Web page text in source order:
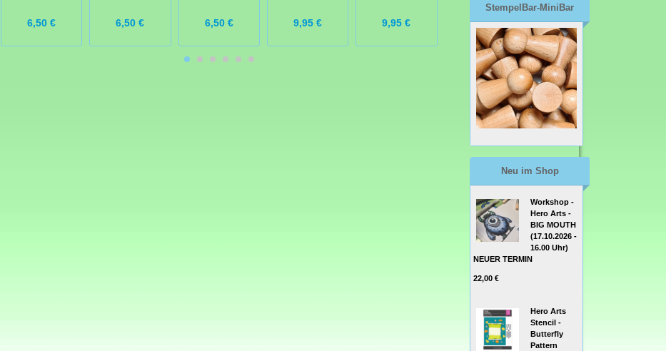
6,50 € 6,50 € 6,50 € 9,95 € 9,95 € 6,50 € 6,50 €
StempelBar-MiniBar
Neu im Shop
Workshop -
Hero Arts -
BIG MOUTH
(17.10.2026 -
16.00 Uhr)
NEUER TERMIN
22,00 €
Hero Arts
Stencil -
Butterfly
Pattern